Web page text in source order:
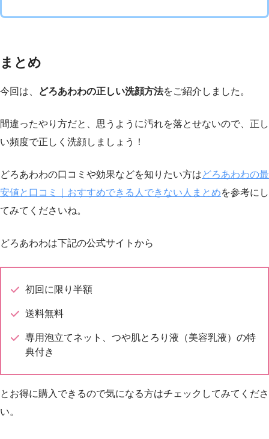
まとめ
今回は、 どろあわわの正しい洗顔方法をご紹介しました。
間違ったやり方だと、思うように汚れを落とせないので、正し
い頻度で正しく洗顔しましょう！
どろあわわの口コミや効果などを知りたい方はどろあわわの最
安値と口コミ｜おすすめできる人できない人まとめを参考にし
てみてくださいね。
どろあわわは下記の公式サイトから
初回に限り半額
送料無料
専用泡立てネット、つや肌とろり液（美容乳液）の特
典付き
とお得に購入できるので気になる方はチェックしてみてくださ
い。